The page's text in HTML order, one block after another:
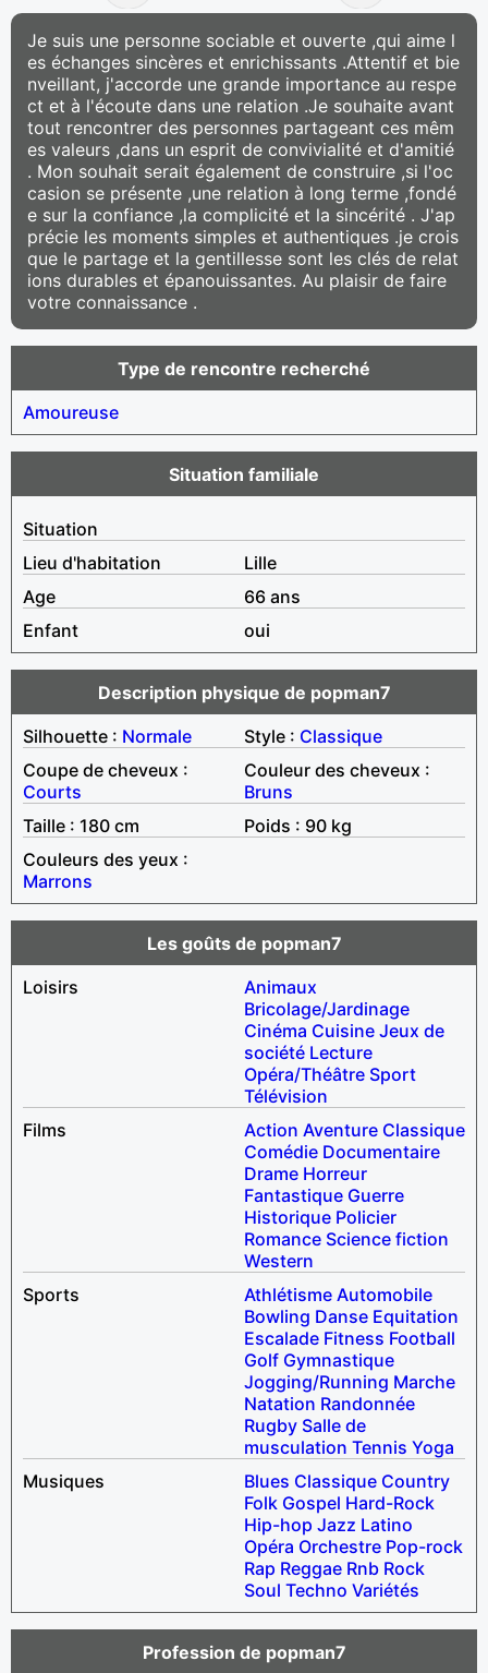
Je suis une personne sociable et ouverte ,qui aime l
es échanges sincères et enrichissants .Attentif et bie
nveillant, j'accorde une grande importance au respe
ct et à l'écoute dans une relation .Je souhaite avant
tout rencontrer des personnes partageant ces mêm
es valeurs ,dans un esprit de convivialité et d'amitié
. Mon souhait serait également de construire ,si l'oc
casion se présente ,une relation à long terme ,fondé
e sur la confiance ,la complicité et la sincérité . J'ap
précie les moments simples et authentiques .je crois
que le partage et la gentillesse sont les clés de relat
ions durables et épanouissantes. Au plaisir de faire
votre connaissance .
Type de rencontre recherché
Amoureuse
Situation familiale
Situation
Lieu d'habitation
Lille
Age
66 ans
Enfant
oui
Description physique de popman7
Silhouette : Normale Style : Classique
Coupe de cheveux :
Courts
Couleur des cheveux :
Bruns
Taille : 180 cm
Poids : 90 kg
Couleurs des yeux :
Marrons
Les goûts de popman7
Loisirs
Animaux
Bricolage/Jardinage
Cinéma Cuisine Jeux de
société Lecture
Opéra/Théâtre Sport
Télévision
Films
Action Aventure Classique
Comédie Documentaire
Drame Horreur
Fantastique Guerre
Historique Policier
Romance Science fiction
Western
Sports
Athlétisme Automobile
Bowling Danse Equitation
Escalade Fitness Football
Golf Gymnastique
Jogging/Running Marche
Natation Randonnée
Rugby Salle de
musculation Tennis Yoga
Musiques
Blues Classique Country
Folk Gospel Hard-Rock
Hip-hop Jazz Latino
Opéra Orchestre Pop-rock
Rap Reggae Rnb Rock
Soul Techno Variétés
Profession de popman7